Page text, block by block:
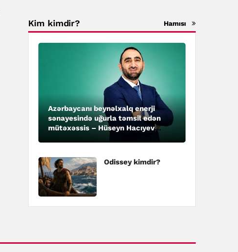
Kim kimdir? Hamısı
Azərbaycanı beynəlxalq enerji
sənayesində uğurla təmsil edən
mütəxəssis – Hüseyn Hacıyev
Odissey kimdir?